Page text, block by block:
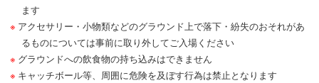
ます
アクセサリー・小物類などのグラウンド上で落下・紛失のおそれがあ
るものについては事前に取り外してご入場ください
グラウンドへの飲食物の持ち込みはできません
キャッチボール等、周囲に危険を及ぼす行為は禁止となります